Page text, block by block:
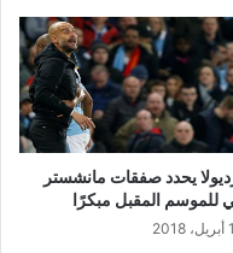
يحدد صفقات مانشستر
للموسم المقبل مبكرًا